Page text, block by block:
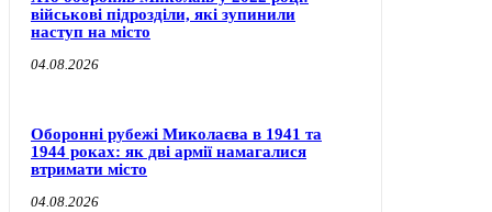
військові підрозділи, які зупинили
наступ на місто
04.08.2026
Оборонні рубежі Миколаєва в 1941 та
1944 роках: як дві армії намагалися
втримати місто
04.08.2026